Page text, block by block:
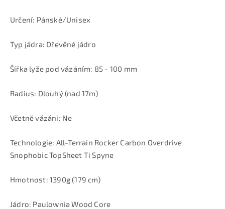
Určení: Pánské/Unisex
Typ jádra: Dřevěné jádro
Šířka lyže pod vázáním: 85 - 100 mm
Radius: Dlouhý (nad 17m)
Včetně vázání: Ne
Technologie: All-Terrain Rocker Carbon Overdrive
Snophobic TopSheet Ti Spyne
Hmotnost: 1390g (179 cm)
Jádro: Paulownia Wood Core